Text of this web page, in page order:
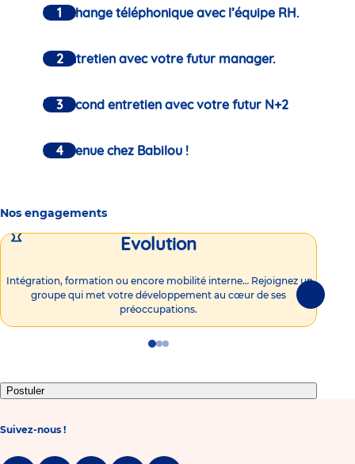
Un échange téléphonique avec l’équipe RH.
Un entretien avec votre futur manager.
Un second entretien avec votre futur N+2
Bienvenue chez Babilou !
Nos engagements
Evolution
Intégration, formation ou encore mobilité interne… Rejoignez un
groupe qui met votre développement au cœur de ses
préoccupations.
Go
1
Go
2
Go
3
Postuler
Suivez-nous !